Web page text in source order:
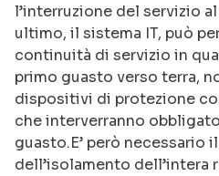
l’interruzione del servizio
ultimo, il sistema IT, può
continuità di servizio in
primo guasto verso terra,
dispositivi di protezione
che interverranno
guasto.E’ però necessario
dell’isolamento